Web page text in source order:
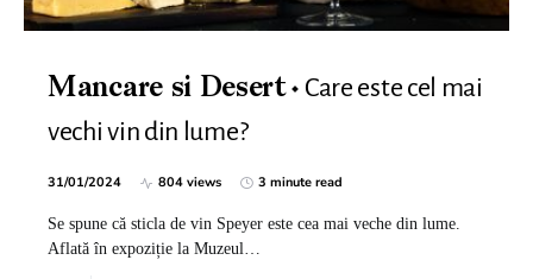
Mancare si Desert
Care este cel mai
vechi vin din lume?
31/01/2024 804 views 3 minute read
Se spune că sticla de vin Speyer este cea mai veche din lume.
Aflată în expoziție la Muzeul…